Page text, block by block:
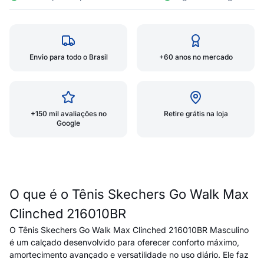
Envio para todo o Brasil +60 anos no mercado
+150 mil avaliações no
Google
Retire grátis na loja
O que é o Tênis Skechers Go Walk Max
Clinched 216010BR
O Tênis Skechers Go Walk Max Clinched 216010BR Masculino
é um calçado desenvolvido para oferecer conforto máximo,
amortecimento avançado e versatilidade no uso diário. Ele faz